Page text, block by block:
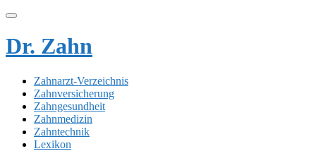
Dr. Zahn
Zahnarzt-Verzeichnis
Zahnversicherung
Zahngesundheit
Zahnmedizin
Zahntechnik
Lexikon